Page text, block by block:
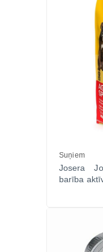
Suņiem
Josera
barība